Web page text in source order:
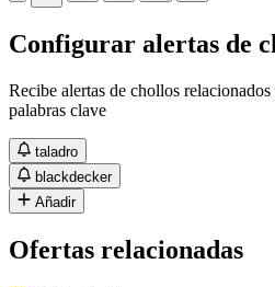
Configurar alertas de
Recibe alertas de chollos
palabras clave
taladro
blackdecker
Añadir
Ofertas relacionadas